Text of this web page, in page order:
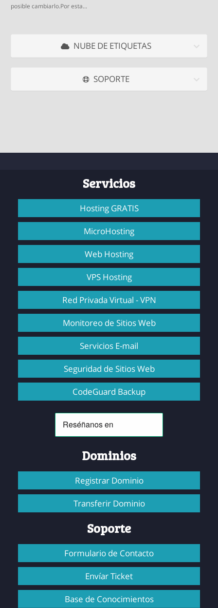
posible cambiarlo.Por esta...
NUBE DE ETIQUETAS
SOPORTE
Servicios
Hosting GRATIS
MicroHosting
Web Hosting
VPS Hosting
Red Privada Virtual - VPN
Monitoreo de Sitios Web
Servicios E-mail
Seguridad de Sitios Web
CodeGuard Backup
Dominios
Registrar Dominio
Transferir Dominio
Soporte
Formulario de Contacto
Envíar Ticket
Base de Conocimientos